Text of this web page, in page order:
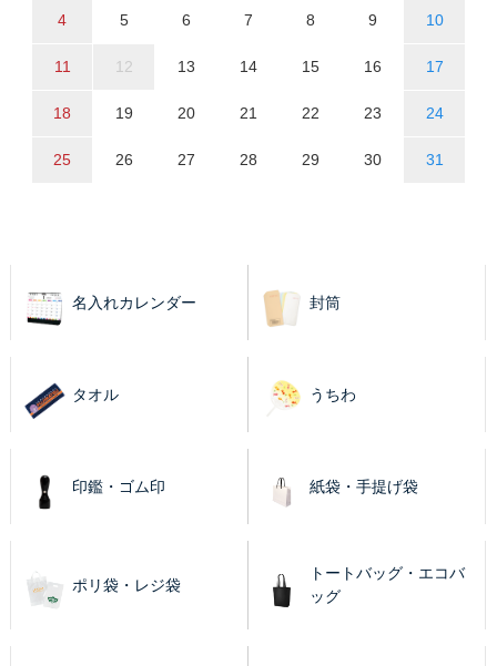
4 5 6 7 8 9 10
11 12 13 14 15 16 17
18 19 20 21 22 23 24
25 26 27 28 29 30 31
名入れカレンダー 封筒
タオル うちわ
印鑑・ゴム印 紙袋・手提げ袋
ポリ袋・レジ袋
トートバッグ・エコバ
ッグ